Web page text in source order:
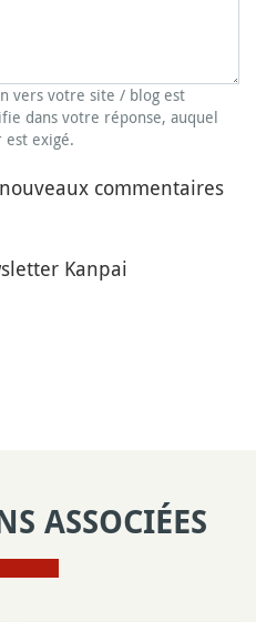
vers votre site / blog est
dans votre réponse, auquel
est exigé.
commentaires
Kanpai
ASSOCIÉES